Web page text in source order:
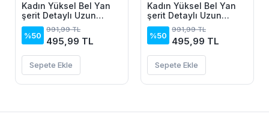
Kadın Yüksel Bel Yan
şerit Detaylı Uzun
Dalgıç Tayt
%50
991,99 TL
495,99 TL
Sepete Ekle
Kadın Yüksel Bel Yan
şerit Detaylı Uzun
Dalgıç Tayt
%50
991,99 TL
495,99 TL
Sepete Ekle